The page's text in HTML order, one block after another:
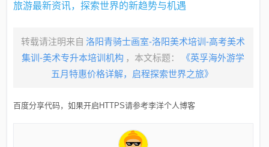
旅游最新资讯，探索世界的新趋势与机遇
转载请注明来自 洛阳青骑士画室-洛阳美术培训-高考美术
集训-美术专升本培训机构 ，本文标题：
《英孚海外游学
五月特惠价格详解，启程探索世界之旅》
百度分享代码，如果开启HTTPS请参考李洋个人博客